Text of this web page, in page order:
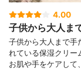
4.00
子供から大人ま
子供から大人まで手
れている保湿クリー
お肌や手をケアして